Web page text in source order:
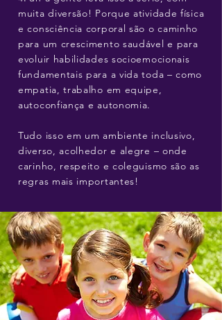
muita diversão! Porque atividade física
e consciência corporal são o caminho
para um crescimento saudável e para
evoluir habilidades socioemocionais
fundamentais para a vida toda – como
empatia, trabalho em equipe,
autoconfiança e autonomia.
Tudo isso em um ambiente inclusivo,
diverso, acolhedor e alegre – onde
carinho, respeito e coleguismo são as
regras mais importantes!